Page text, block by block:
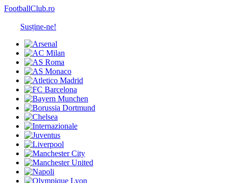
FootballClub.ro
Susține-ne!